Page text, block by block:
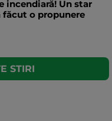
incendiară! Un star
făcut o propunere
STIRI